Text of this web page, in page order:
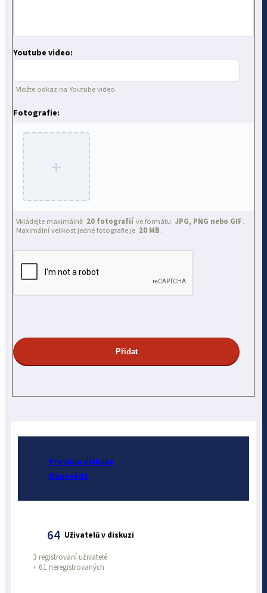
Youtube video:
Vložte odkaz na Youtube video.
Fotografie:
+
Vkládejte maximálně 20 fotografií ve formátu JPG, PNG nebo GIF .
Maximální velikost jedné fotografie je 20 MB .
Pravidla diskuze
Nápověda
64 Uživatelů v diskuzi
3 registrovaní uživatelé
+ 61 neregistrovaných